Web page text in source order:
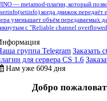
— metamod-плагин, который
когда движок передаёт
уменьшает объём передаваемых
с "Reliable channel
группа Telegram Заказать
для сервера CS 1.6
Нам уже 6094 дня
Добро